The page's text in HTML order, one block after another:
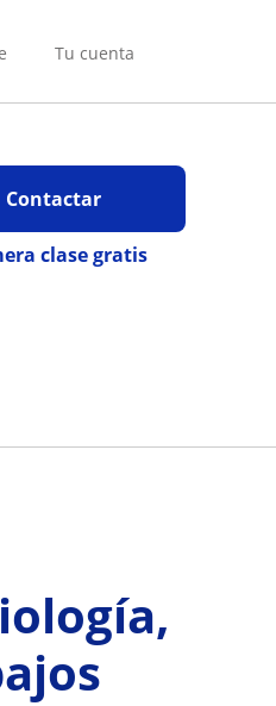
Tu cuenta
Contactar
clase gratis